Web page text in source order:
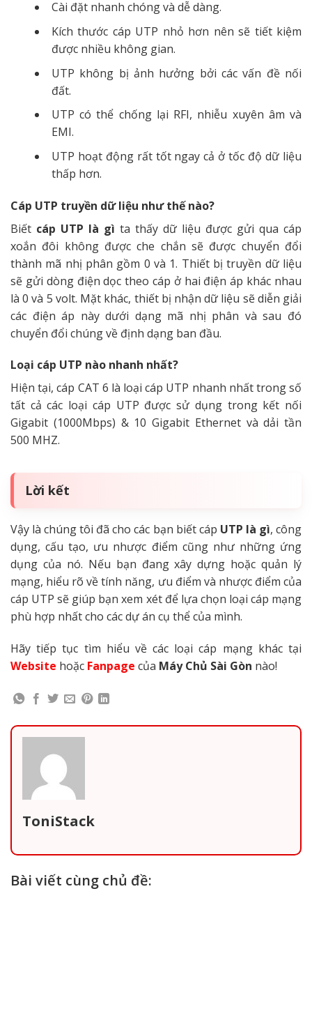
Cài đặt nhanh chóng và dễ dàng.
Kích thước cáp UTP nhỏ hơn nên sẽ tiết kiệm
được nhiều không gian.
UTP không bị ảnh hưởng bởi các vấn đề nối
đất.
UTP có thể chống lại RFI, nhiễu xuyên âm và
EMI.
UTP hoạt động rất tốt ngay cả ở tốc độ dữ liệu
thấp hơn.
Cáp UTP truyền dữ liệu như thế nào?
Biết cáp UTP là gì ta thấy dữ liệu được gửi qua cáp
xoắn đôi không được che chắn sẽ được chuyển đổi
thành mã nhị phân gồm 0 và 1. Thiết bị truyền dữ liệu
sẽ gửi dòng điện dọc theo cáp ở hai điện áp khác nhau
là 0 và 5 volt. Mặt khác, thiết bị nhận dữ liệu sẽ diễn giải
các điện áp này dưới dạng mã nhị phân và sau đó
chuyển đổi chúng về định dạng ban đầu.
Loại cáp UTP nào nhanh nhất?
Hiện tại, cáp CAT 6 là loại cáp UTP nhanh nhất trong số
tất cả các loại cáp UTP được sử dụng trong kết nối
Gigabit (1000Mbps) & 10 Gigabit Ethernet và dải tần
500 MHZ.
Lời kết
Vậy là chúng tôi đã cho các bạn biết cáp UTP là gì, công
dụng, cấu tạo, ưu nhược điểm cũng như những ứng
dụng của nó. Nếu bạn đang xây dựng hoặc quản lý
mạng, hiểu rõ về tính năng, ưu điểm và nhược điểm của
cáp UTP sẽ giúp bạn xem xét để lựa chọn loại cáp mạng
phù hợp nhất cho các dự án cụ thể của mình.
Hãy tiếp tục tìm hiểu về các loại cáp mạng khác tại
Website hoặc Fanpage của Máy Chủ Sài Gòn nào!
ToniStack
Bài viết cùng chủ đề: